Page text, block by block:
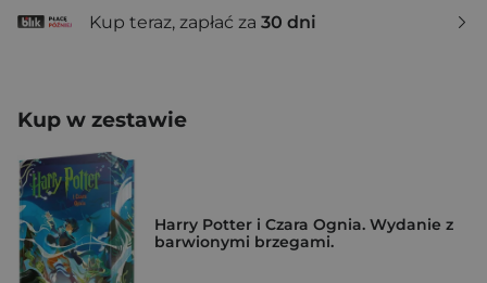
Kup teraz, zapłać za 30 dni
Kup w zestawie
Harry Potter i Czara Ognia. Wydanie z
barwionymi brzegami.